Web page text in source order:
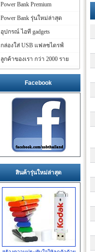
Power Bank Premium
Power Bank รุ่นใหม่ล่าสุด
อุปกรณ์ ไอที gadgets
กล่องใส่ USB แฟลชไดรฟ์
ลูกค้าของเรา กว่า 2000 ราย
Facebook
สินค้ารุ่นใหม่ล่าสุด